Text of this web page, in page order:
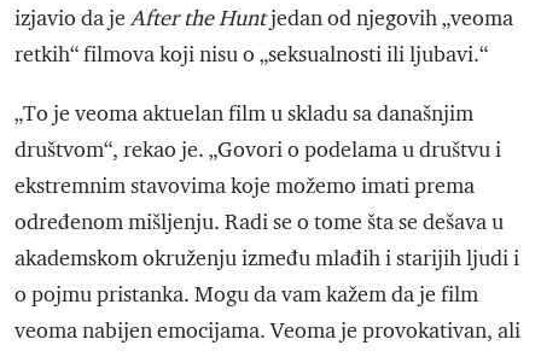
izjavio da je After the Huntjedan od njegovih „veoma
retkih“ filmova koji nisu o „seksualnosti ili ljubavi.“
„To je veoma aktuelan film u skladu sa današnjim
društvom“, rekao je. „Govori o podelama u društvu i
ekstremnim stavovima koje možemo imati prema
određenom mišljenju. Radi se o tome šta se dešava u
akademskom okruženju između mlađih i starijih ljudi i
o pojmu pristanka. Mogu da vam kažem da je film
veoma nabijen emocijama. Veoma je provokativan, ali